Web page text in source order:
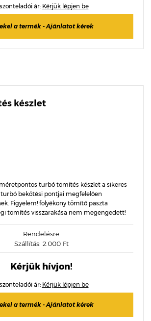
ár: Kérjük lépjen be
a termék - Ajánlatot kérek
készlet
turbó tömítés készlet a sikeres
turbó bekötési pontjai megfelelően
Figyelem! folyékony tömítő paszta
tömítés visszarakása nem megengedett!
Rendelésre
Szállítás: 2.000 Ft
Kérjük hívjon!
ár: Kérjük lépjen be
a termék - Ajánlatot kérek